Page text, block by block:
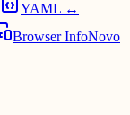
YAML ↔
Browser InfoNovo